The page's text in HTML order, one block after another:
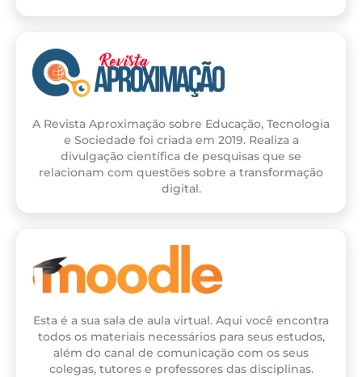
A Revista Aproximação sobre Educação, Tecnologia
e Sociedade foi criada em 2019. Realiza a
divulgação científica de pesquisas que se
relacionam com questões sobre a transformação
digital.
Esta é a sua sala de aula virtual. Aqui você encontra
todos os materiais necessários para seus estudos,
além do canal de comunicação com os seus
colegas, tutores e professores das disciplinas.